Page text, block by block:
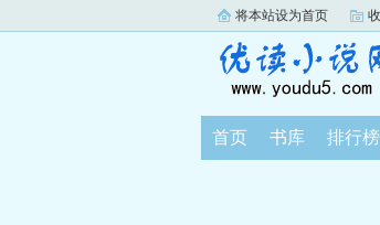
将本站设为首页
首页 书库 排行榜